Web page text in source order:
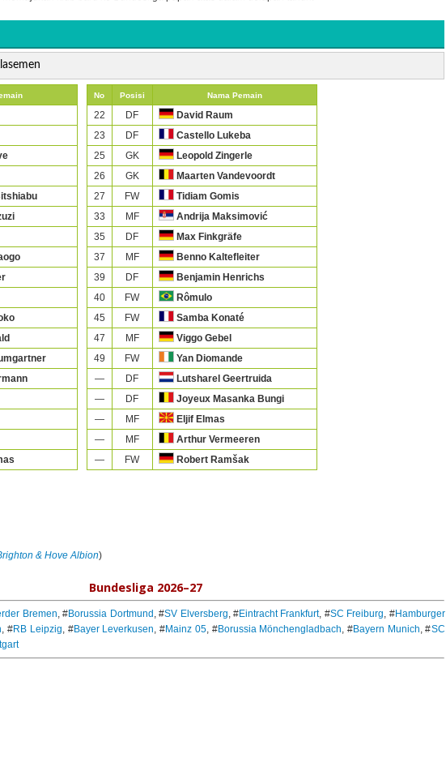
No Posisi Nama Pemain
22 DF
David Raum
23
DF
Castello Lukeba
25
GK
Leopold Zingerle
26
GK
Maarten Vandevoordt
27
FW
Tidiam Gomis
33
MF
Andrija Maksimović
35
DF
Max Finkgräfe
37
MF
Benno Kaltefleiter
39
DF
Benjamin Henrichs
40
FW
Rômulo
45
FW
Samba Konaté
47
MF
Viggo Gebel
49
FW
Yan Diomande
—
DF
Lutsharel Geertruida
—
DF
Joyeux Masanka Bungi
—
MF
Eljif Elmas
—
MF
Arthur Vermeeren
—
FW
Robert Ramšak
& Hove Albion)
Bundesliga 2026–27
Bremen , #Borussia Dortmund , #SV Elversberg , #Eintracht Frankfurt, #SC Freiburg , #Hamburger
, #RB Leipzig , #Bayer Leverkusen , #Mainz 05, #Borussia Mönchengladbach , #Bayern Munich , #SC